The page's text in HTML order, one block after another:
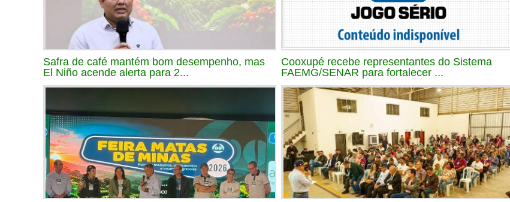
Safra de café mantém bom desempenho, mas
El Niño acende alerta para 2...
Cooxupé recebe representantes do Sistema
FAEMG/SENAR para fortalecer ...